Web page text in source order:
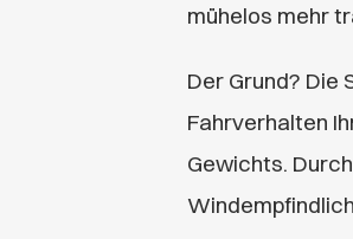
mühelos mehr
Der Grund?
Fahrverhalten
Gewichts.